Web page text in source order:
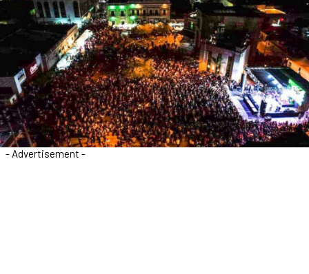
- Advertisement -